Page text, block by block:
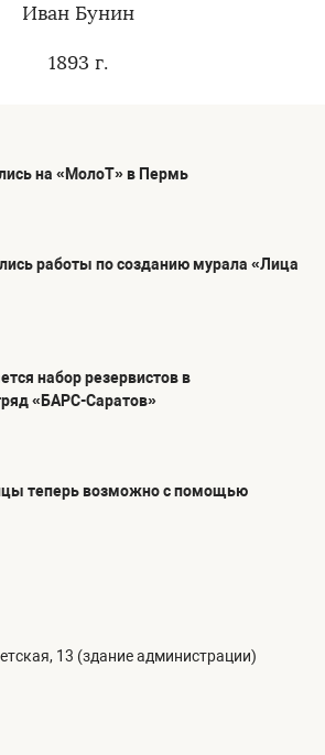
Иван Бунин
1893 г.
на «МолоТ» в Пермь
работы по созданию мурала «Лица
набор резервистов в
«БАРС-Саратов»
теперь возможно с помощью
13 (здание администрации)